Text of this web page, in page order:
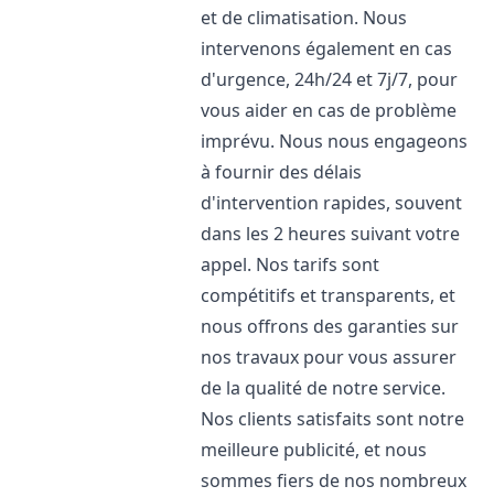
et de climatisation. Nous
intervenons également en cas
d'urgence, 24h/24 et 7j/7, pour
vous aider en cas de problème
imprévu. Nous nous engageons
à fournir des délais
d'intervention rapides, souvent
dans les 2 heures suivant votre
appel. Nos tarifs sont
compétitifs et transparents, et
nous offrons des garanties sur
nos travaux pour vous assurer
de la qualité de notre service.
Nos clients satisfaits sont notre
meilleure publicité, et nous
sommes fiers de nos nombreux